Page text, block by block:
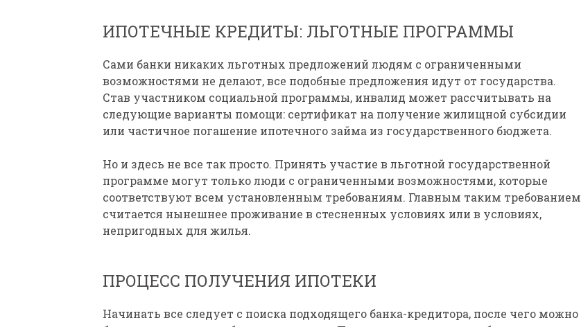
ИПОТЕЧНЫЕ КРЕДИТЫ: ЛЬГОТНЫЕ ПРОГРАММЫ
Сами банки никаких льготных предложений людям с ограниченными
возможностями не делают, все подобные предложения идут от государства.
Став участником социальной программы, инвалид может рассчитывать на
следующие варианты помощи: сертификат на получение жилищной субсидии
или частичное погашение ипотечного займа из государственного бюджета.
Но и здесь не все так просто. Принять участие в льготной государственной
программе могут только люди с ограниченными возможностями, которые
соответствуют всем установленным требованиям. Главным таким требованием
считается нынешнее проживание в стесненных условиях или в условиях,
непригодных для жилья.
ПРОЦЕСС ПОЛУЧЕНИЯ ИПОТЕКИ
Начинать все следует с поиска подходящего банка-кредитора, после чего можно